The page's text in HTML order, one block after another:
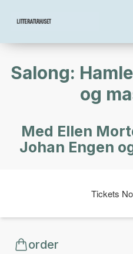
Salong:
og
Med Ellen
Johan Engen
Tickets
order